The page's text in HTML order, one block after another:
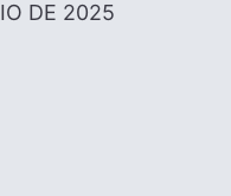
DE 2025